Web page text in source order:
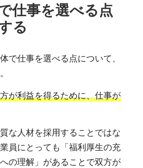
仕事を選べる点
る
で仕事を選べる点について、
が利益を得るために、仕事が
な人材を採用することではな
員にとっても「福利厚生の充
の理解」があることで双方が